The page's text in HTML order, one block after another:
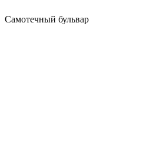
Самотечный бульвар